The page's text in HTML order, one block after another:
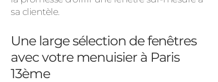
sa clientèle.
Une large sélection de fenêtres
avec votre menuisier à Paris
13ème